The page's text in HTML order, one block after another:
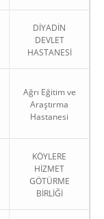
DİYADİN
DEVLET
HASTANESİ
Ağrı Eğitim ve
Araştırma
Hastanesi
KÖYLERE
HİZMET
GÖTÜRME
BİRLİĞİ